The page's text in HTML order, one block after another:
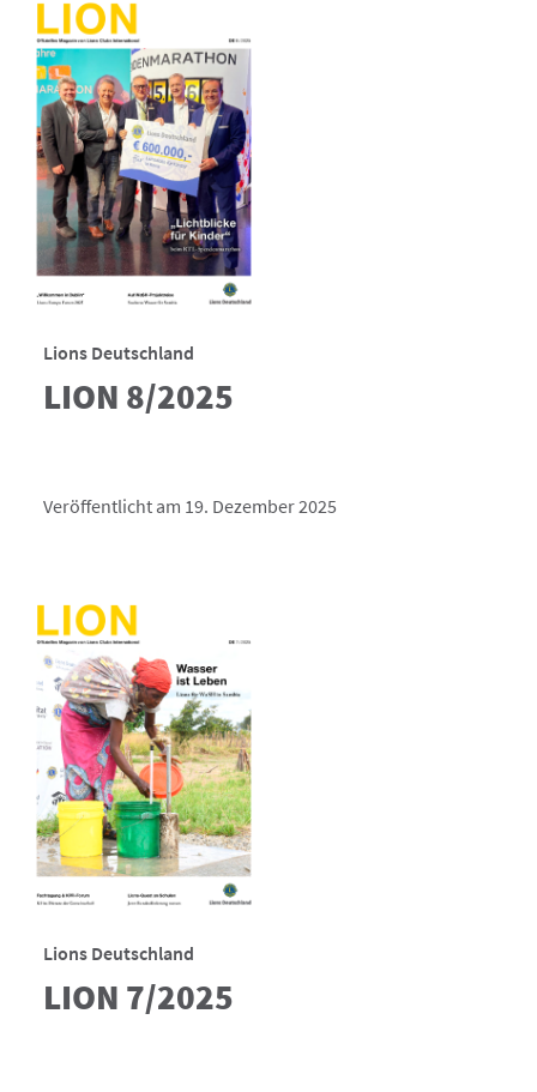
Lions Deutschland
LION 8/2025
Veröffentlicht am 19. Dezember 2025
Lions Deutschland
LION 7/2025